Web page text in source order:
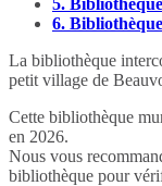
6.
La bibliothèque
petit village de
Cette bibliothèque
en 2026.
Nous vous
bibliothèque pour